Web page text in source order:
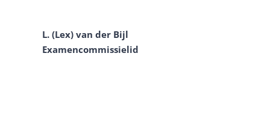
L. (Lex) van der Bijl
Examencommissielid